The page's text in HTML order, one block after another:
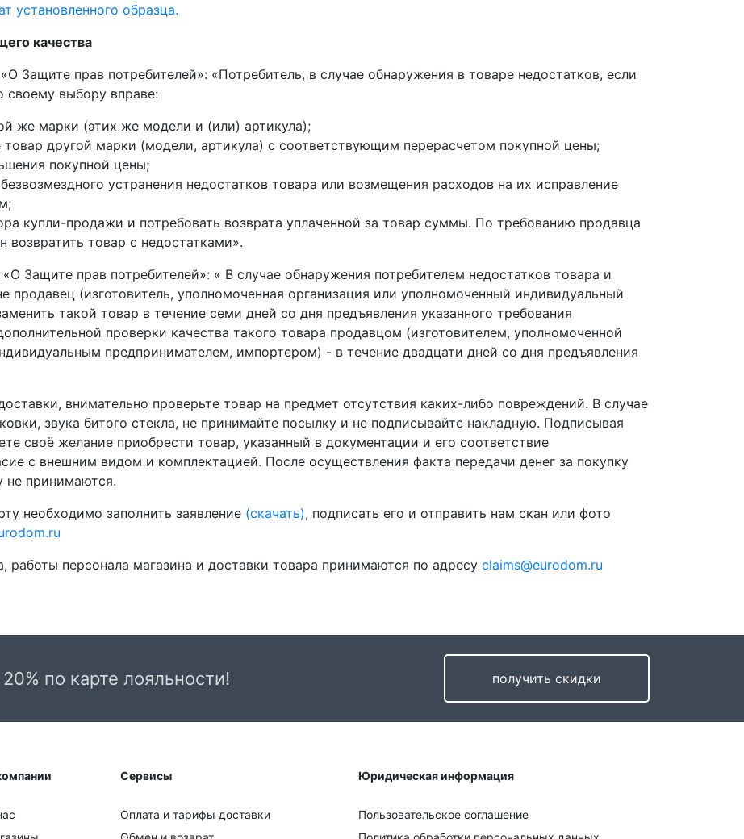
установленного образца.
качества
Защите прав потребителей»: «Потребитель, в случае обнаружения в товаре недостатков, если
своему выбору вправе:
же марки (этих же модели и (или) артикула);
другой марки (модели, артикула) с соответствующим перерасчетом покупной цены;
покупной цены;
устранения недостатков товара или возмещения расходов на их исправление
купли-продажи и потребовать возврата уплаченной за товар суммы. По требованию продавца
возвратить товар с недостатками».
Защите прав потребителей»: « В случае обнаружения потребителем недостатков товара и
продавец (изготовитель, уполномоченная организация или уполномоченный индивидуальный
такой товар в течение семи дней со дня предъявления указанного требования
проверки качества такого товара продавцом (изготовителем, уполномоченной
предпринимателем, импортером) - в течение двадцати дней со дня предъявления
внимательно проверьте товар на предмет отсутствия каких-либо повреждений. В случае
звука битого стекла, не принимайте посылку и не подписывайте накладную. Подписывая
своё желание приобрести товар, указанный в документации и его соответствие
с внешним видом и комплектацией. После осуществления факта передачи денег за покупку
не принимаются.
необходимо заполнить заявление (скачать), подписать его и отправить нам скан или фото
работы персонала магазина и доставки товара принимаются по адресу claims@eurodom.ru
по карте лояльности! получить скидки
Сервисы
Оплата и тарифы доставки
Юридическая информация
Пользовательское соглашение